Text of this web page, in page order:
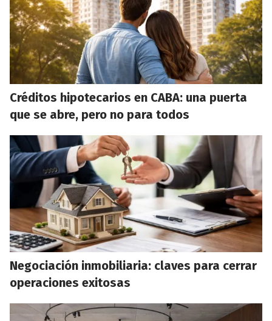
Créditos hipotecarios en CABA: una puerta
que se abre, pero no para todos
Negociación inmobiliaria: claves para cerrar
operaciones exitosas